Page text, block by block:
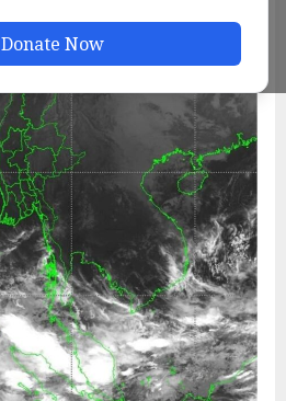
Donate Now